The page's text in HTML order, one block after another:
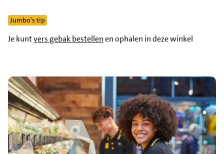
Jumbo's tip
Je kuntvers gebak bestellenen ophalen in deze winkel